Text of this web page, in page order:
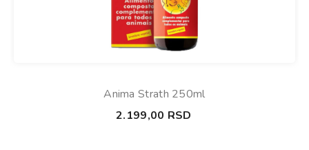
Anima Strath 250ml
2.199,00 RSD